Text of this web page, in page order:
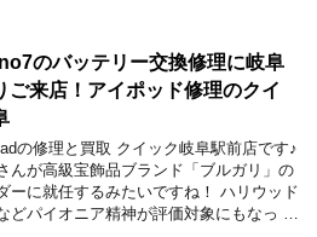
のバッテリー交換修理に岐阜
ご来店！アイポッド修理のクイ
の修理と買取 クイック岐阜駅前店です♪
んが高級宝飾品ブランド「ブルガリ」の
ーに就任するみたいですね！ ハリウッド
どパイオニア精神が評価対象にもなっ …